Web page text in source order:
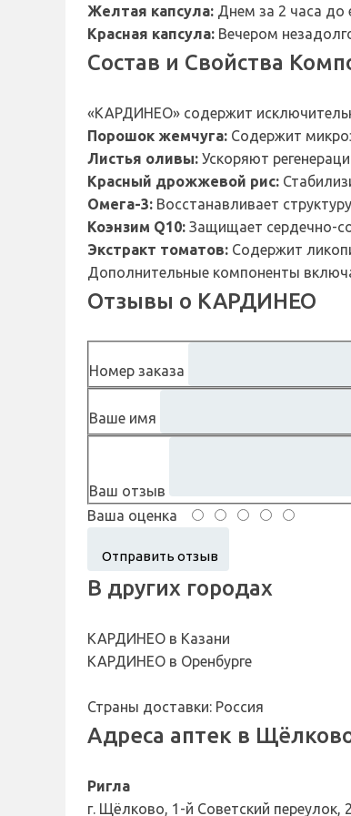
Желтая капсула: Днем за 2 часа до
Красная капсула: Вечером
Состав и Свойства
«КАРДИНЕО» содержит
Порошок жемчуга: Содержит
Листья оливы: Ускоряют
Красный дрожжевой рис:
Омега-3: Восстанавливает
Коэнзим Q10: Защищает сердечно-
Экстракт томатов: Содержит
Дополнительные компоненты
Отзывы о КАРДИНЕО
Номер заказа
Ваше имя
Ваш отзыв
Ваша оценка
В других городах
КАРДИНЕО в Казани
КАРДИНЕО в Оренбурге
Страны доставки: Россия
Адреса аптек в
Ригла
г. Щёлково, 1-й Советский переулок,